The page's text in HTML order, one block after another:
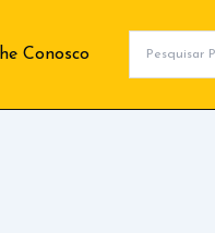
Conosco